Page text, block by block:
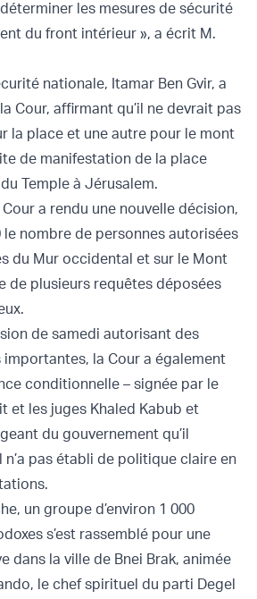
les mesures de sécurité
du front intérieur », a écrit M.
nationale, Itamar Ben Gvir, a
Cour, affirmant qu’il ne devrait pas
la place et une autre pour le mont
de manifestation de la place
Temple à Jérusalem.
a rendu une nouvelle décision,
nombre de personnes autorisées
du Mur occidental et sur le Mont
de plusieurs requêtes déposées
de samedi autorisant des
la Cour a également
conditionnelle – signée par le
et les juges Khaled Kabub et
du gouvernement qu’il
pas établi de politique claire en
un groupe d’environ 1 000
s’est rassemblé pour une
dans la ville de Bnei Brak, animée
le chef spirituel du parti Degel